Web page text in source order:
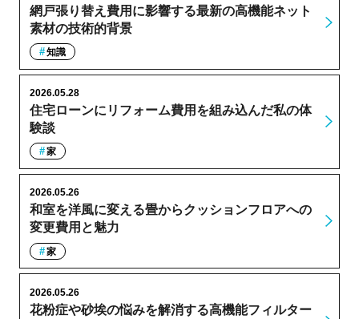
網戸張り替え費用に影響する最新の高機能ネット
素材の技術的背景
知識
住宅ローンにリフォーム費用を組み込んだ私の体
験談
2026.05.28
家
和室を洋風に変える畳からクッションフロアへの
変更費用と魅力
2026.05.26
家
花粉症や砂埃の悩みを解消する高機能フィルター
2026.05.26